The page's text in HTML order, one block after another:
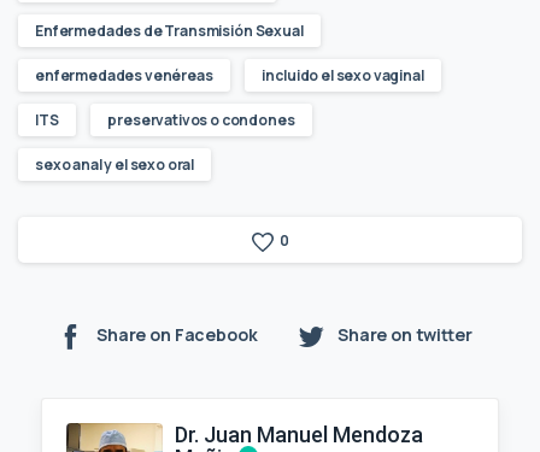
Enfermedades de Transmisión Sexual
enfermedades venéreas incluido el sexo vaginal
ITS preservativos o condones
sexo anal y el sexo oral
0
Share on Facebook Share on twitter